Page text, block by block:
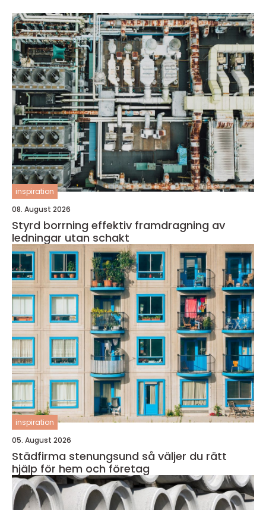
inspiration
08. August 2026
Styrd borrning effektiv framdragning av
ledningar utan schakt
inspiration
05. August 2026
Städfirma stenungsund så väljer du rätt
hjälp för hem och företag